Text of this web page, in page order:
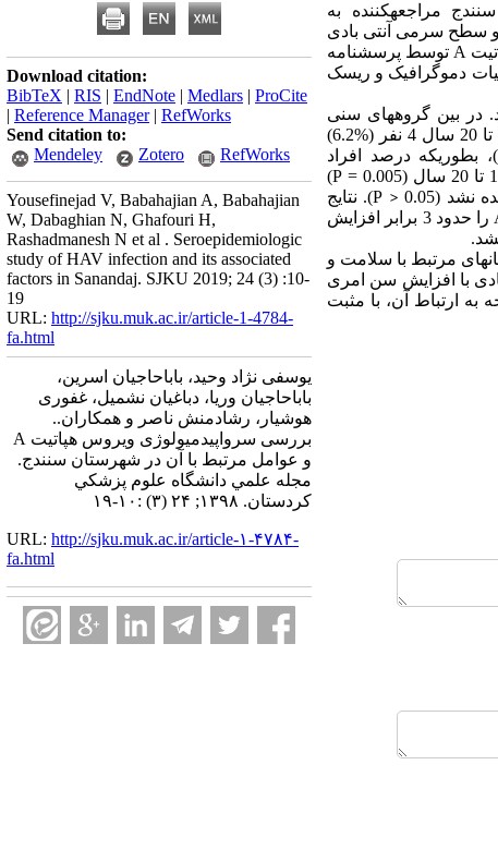
ساکن شهرستان سنندج مراجعه­کننده به
و سطح سرمی آنتی بادی
A توسط پرسشنامه
دموگرافیک و ریسک
101 نفر (67%) زن و 50 نفر (33% ) مرد بودند. در بین گروه­های سنی
مختلف بیشترین میزان سروپوزیتیو در افراد 30 تا 40 سال 43 نفر (%28.5) و کمترین میزان در گروه سنی 11 تا 20 سال 4 نفر (%6.2)
)، بطوریکه درصد افراد
(0.005
=
P
)
نشد (0.05
<
P). نتایج
را حدود 3 برابر افزایش
مرتبط با سلامت و
با افزایش سن امری
ارتباط آن، با مثبت
Download citation:
BibTeX | RIS | EndNote | Medlars | ProCite
| Reference Manager| RefWorks
Send citation to:
Mendeley
Zotero RefWorks
Yousefinejad V, Babahajian A, Babahajian
W, Dabaghian N, Ghafouri H,
Rashadmanesh N et al . Seroepidemiologic
study of HAV infection and its associated
factors in Sanandaj. SJKU 2019; 24 (3) :10-
19
URL: http://sjku.muk.ac.ir/article-1-4784-
fa.html
یوسفی نژاد وحید، باباحاجیان اسرین،
باباحاجیان وریا، دباغیان نشمیل، غفوری
هوشیار، رشادمنش ناصر و همکاران..
بررسی سرواپیدمیولوژی ویروس هپاتیت A
و عوامل مرتبط با آن در شهرستان سنندج.
مجله علمي دانشگاه علوم پزشكي
كردستان. ۱۳۹۸; ۲۴ (۳) :۱۰-۱۹
URL: http://sjku.muk.ac.ir/article-۱-۴۷۸۴-
fa.html